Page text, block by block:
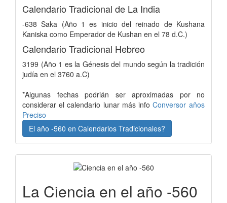
Calendario Tradicional de La India
-638 Saka (Año 1 es inicio del reinado de Kushana
Kaniska como Emperador de Kushan en el 78 d.C.)
Calendario Tradicional Hebreo
3199 (Año 1 es la Génesis del mundo según la tradición
judía en el 3760 a.C)
*Algunas fechas podrián ser aproximadas por no
considerar el calendario lunar más info Conversor años
Preciso
El año -560 en Calendarios Tradicionales?
La Ciencia en el año -560